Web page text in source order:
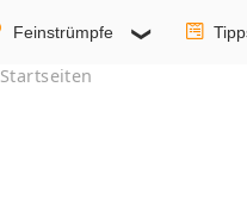
Feinstrümpfe
Startseiten